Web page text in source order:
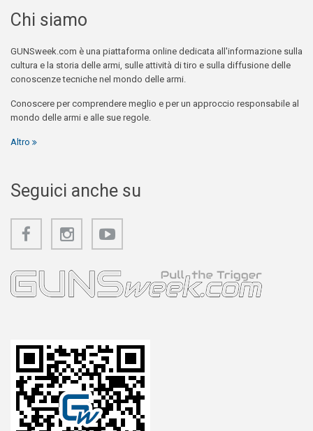
Chi siamo
GUNSweek.com è una piattaforma online dedicata all'informazione sulla
cultura e la storia delle armi, sulle attività di tiro e sulla diffusione delle
conoscenze tecniche nel mondo delle armi.
Conoscere per comprendere meglio e per un approccio responsabile al
mondo delle armi e alle sue regole.
Altro
Seguici anche su